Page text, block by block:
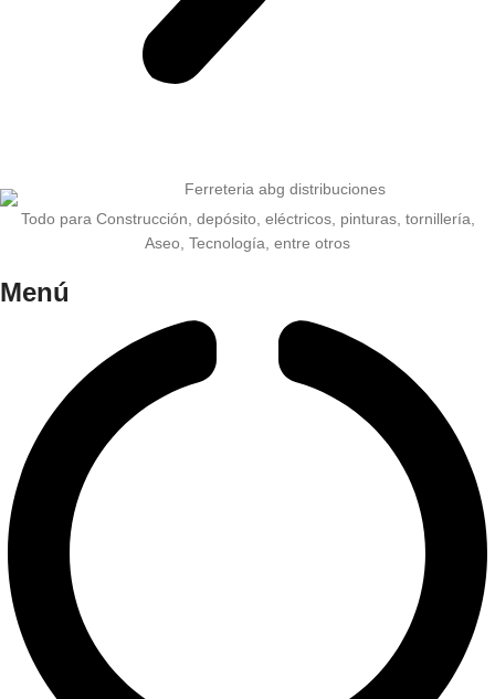
Todo para Construcción, depósito, eléctricos, pinturas, tornillería,
Aseo, Tecnología, entre otros
Menú